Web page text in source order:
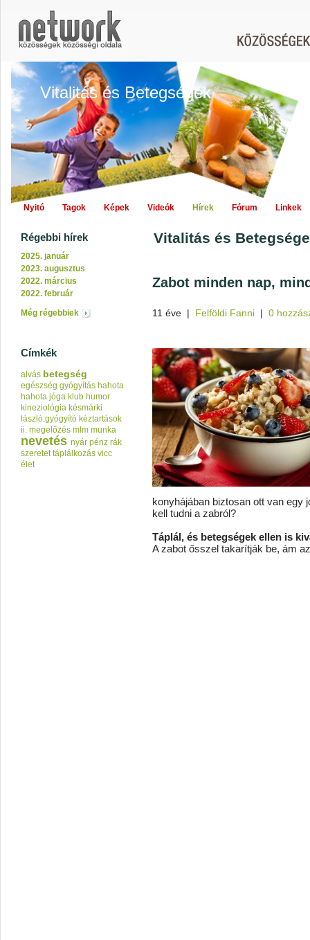
Vitalitás és Betegségek
Nyitó Tagok Képek Videók Hírek Fórum Linkek
Régebbi hírek
2025. január
2023. augusztus
2022. március
2022. február
Még régebbiek
Címkék
alvás betegség
egészség gyógyítás hahota
hahota jóga klub humor
kineziológia késmárki
lászló:gyógyító kéztartások
ii. megelőzés mlm munka
nevetés nyár pénz rák
szeretet táplálkozás vicc
élet
Vitalitás és
Zabot minden nap,
11 éve | Felföldi Fanni | 0
konyhájában biztosan ott van egy
kell tudni a zabról?
Táplál, és betegségek ellen is
A zabot ősszel takarítják be, ám